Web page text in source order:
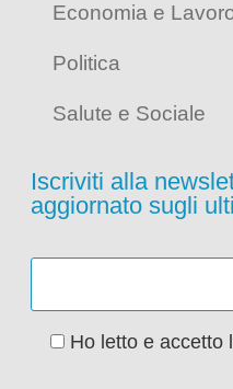
Economia e
Politica
Salute e Sociale
Iscriviti alla
aggiornato sugli
Ho letto e accetto